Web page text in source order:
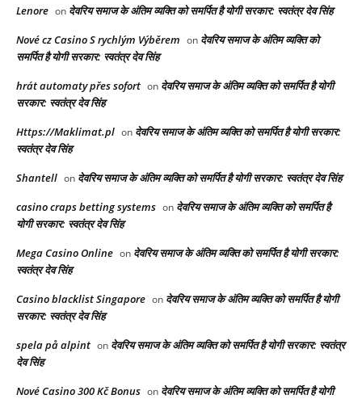
Lenore on देवरिय समाज के अंतिम व्यक्ति को समर्पित है योगी सरकार: स्वतंत्र देव सिंह
Nové cz Casino S rychlým Výběrem on देवरिय समाज के अंतिम व्यक्ति को
समर्पित है योगी सरकार: स्वतंत्र देव सिंह
hrát automaty přes sofort on देवरिय समाज के अंतिम व्यक्ति को समर्पित है योगी
सरकार: स्वतंत्र देव सिंह
Https://Maklimat.pl on देवरिय समाज के अंतिम व्यक्ति को समर्पित है योगी सरकार:
स्वतंत्र देव सिंह
Shantell on देवरिय समाज के अंतिम व्यक्ति को समर्पित है योगी सरकार: स्वतंत्र देव सिंह
casino craps betting systems on देवरिय समाज के अंतिम व्यक्ति को समर्पित है
योगी सरकार: स्वतंत्र देव सिंह
Mega Casino Online on देवरिय समाज के अंतिम व्यक्ति को समर्पित है योगी सरकार:
स्वतंत्र देव सिंह
Casino blacklist Singapore on देवरिय समाज के अंतिम व्यक्ति को समर्पित है योगी
सरकार: स्वतंत्र देव सिंह
spela på alpint on देवरिय समाज के अंतिम व्यक्ति को समर्पित है योगी सरकार: स्वतंत्र
देव सिंह
Nové Casino 300 Kč Bonus on देवरिय समाज के अंतिम व्यक्ति को समर्पित है योगी